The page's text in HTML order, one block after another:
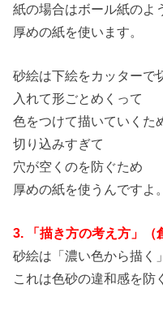
紙の場合はボール紙のよ
厚めの紙を使います。
砂絵は下絵をカッターで
入れて形ごとめくって
色をつけて描いていくた
切り込みすぎて
穴が空くのを防ぐため
厚めの紙を使うんですよ。
3. 「描き方の考え方」（
砂絵は「濃い色から描く
これは色砂の違和感を防